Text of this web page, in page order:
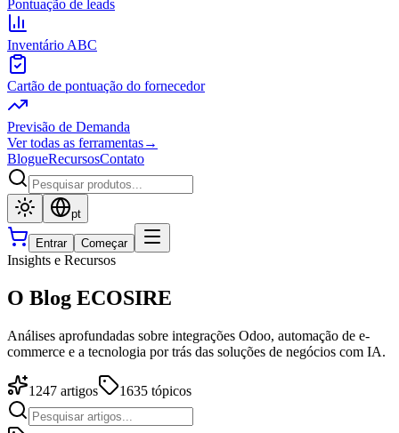
Pontuação de leads
Inventário ABC
Cartão de pontuação do fornecedor
Previsão de Demanda
Ver todas as ferramentas→
BlogueRecursosContato
pt
Entrar Começar
Insights e Recursos
O Blog ECOSIRE
Análises aprofundadas sobre integrações Odoo, automação de e-
commerce e a tecnologia por trás das soluções de negócios com IA.
1247 artigos 1635 tópicos